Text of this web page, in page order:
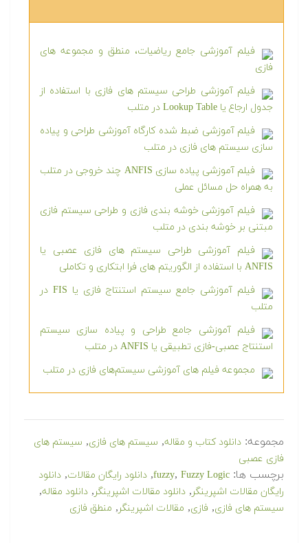
فیلم آموزشی جامع ریاضیات، منطق و مجموعه های
فازی
فیلم آموزشی طراحی سیستم های فازی با استفاده از
جدول ارجاع یا Lookup Table در متلب
فیلم آموزشی ضبط شده کارگاه آموزشی طراحی و پیاده
سازی سیستم های فازی در متلب
فیلم آموزشی پیاده سازی ANFIS چند خروجی در متلب
به همراه حل مسائل عملی
فیلم آموزشی خوشه بندی فازی و طراحی سیستم فازی
مبتنی بر خوشه بندی در متلب
فیلم آموزشی طراحی سیستم های فازی عصبی یا
ANFIS با استفاده از الگوریتم های فرا ابتکاری و تکاملی
فیلم آموزشی جامع سیستم استنتاج فازی یا FIS در
متلب
فیلم آموزشی جامع طراحی و پیاده سازی سیستم
استنتاج عصبی-فازی تطبیقی یا ANFIS در متلب
مجموعه فیلم های آموزشی سیستم‌های فازی در متلب
مجموعه: دانلود کتاب و مقاله, سیستم های فازی, سیستم های
فازی عصبی
برچسب ها: fuzzy, Fuzzy Logic
, دانلود رایگان مقالات, دانلود
رایگان مقالات اشپرینگر, دانلود مقالات اشپرینگر, دانلود مقاله,
سیستم های فازی, فازی, مقالات اشپرینگر, منطق فازی